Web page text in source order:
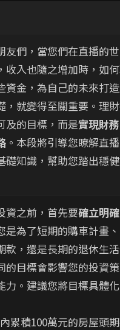
友們，當您們在直播的
收入也隨之增加時，如
資金，為自己的未來打
，就變得至關重要。理
及的目標，而是實現財
。本段將引導您瞭解直
礎知識，幫助您踏出穩
資之前，首先要確立明
是為了短期的購車計畫
款，還是長期的退休生
的目標會影響您的投資
力。建議您將目標具體
累積100萬元的房屋頭